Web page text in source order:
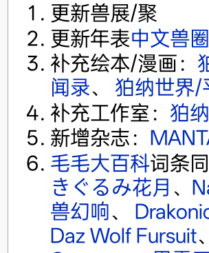
更新兽展/聚
更新年表中文兽
补充绘本/漫画：
闻录、 狛纳世界/
补充工作室： 狛
新增杂志：
毛毛大百科词条
きぐるみ花月 、
兽幻响、
Daz Wolf Fursuit